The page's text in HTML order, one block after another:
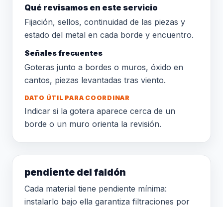
Qué revisamos en este servicio
Fijación, sellos, continuidad de las piezas y
estado del metal en cada borde y encuentro.
Señales frecuentes
Goteras junto a bordes o muros, óxido en
cantos, piezas levantadas tras viento.
DATO ÚTIL PARA COORDINAR
Indicar si la gotera aparece cerca de un
borde o un muro orienta la revisión.
pendiente del faldón
Cada material tiene pendiente mínima:
instalarlo bajo ella garantiza filtraciones por